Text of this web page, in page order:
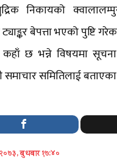
निकायको
बेपत्ता भएको पुष्टि
कहाँ छ भन्ने विषयमा
समितिलाई
२०७३, बुधबार १७:४०